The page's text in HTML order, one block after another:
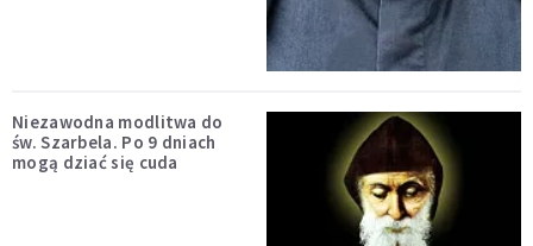
Niezawodna modlitwa do
św. Szarbela. Po 9 dniach
mogą dziać się cuda